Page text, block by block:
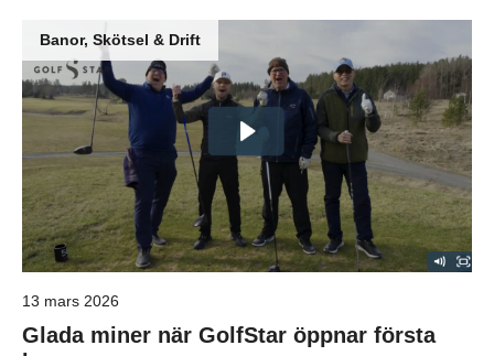
Banor, Skötsel & Drift
13 mars 2026
Glada miner när GolfStar öppnar första